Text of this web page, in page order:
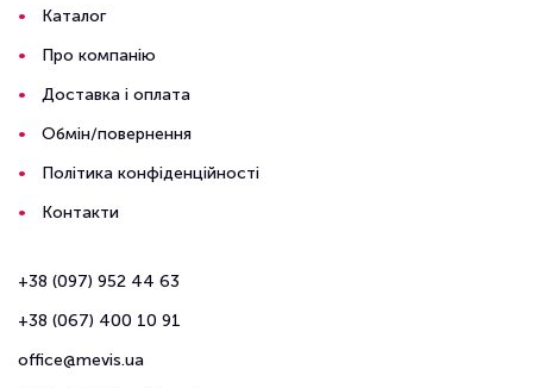
Каталог
Про компанію
Доставка і оплата
Обмін/повернення
Політика конфіденційності
Контакти
+38 (097) 952 44 63
+38 (067) 400 10 91
office@mevis.ua